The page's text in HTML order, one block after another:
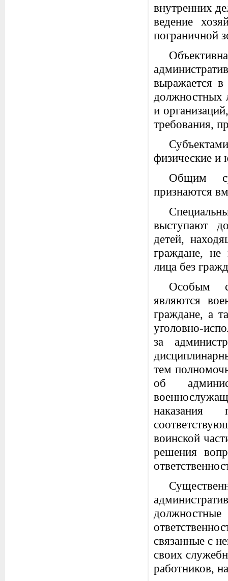
внутренних
ведение
пограничной
выражается в
должностных
и
требования,
физические и
Общим
признаются
выступают
детей,
граждане, не
лица без
Особым
являются
граждане, а
уголовно-
за
тем
об
наказания
воинской
решения
связанные с
своих
работников,